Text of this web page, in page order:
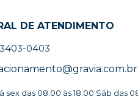
DE ATENDIMENTO
3403-0403
sex das 08:00 às 18:00 Sáb das